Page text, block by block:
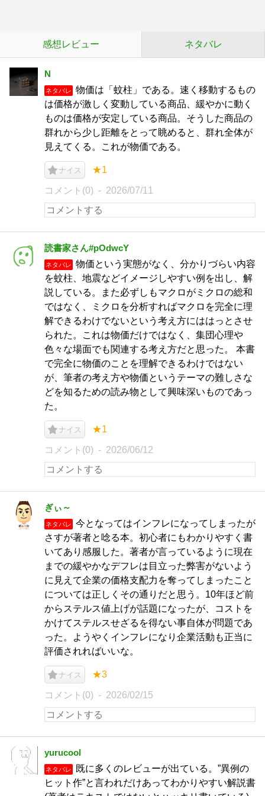
感想レビュー ネタバレ
N
ネタバレ
物価は「蚊柱」である。速く移動するもの
は価格が激しく変動している商品、緩やかに動く
ものは価格が安定している商品。そうした商品の
群れから少し距離をとって眺めると、群れ全体が
見えてくる。これが物価である。
ナイス ★1
コメント(0) 2026/07/11
読書家さん#pOdwcY
ネタバレ
物価という実態がなく、分かりづらい内容
を蚊柱、地震などイメージしやすい例を出し、解
説している。また必ずしもマクロがミクロの総和
ではなく、ミクロを分析すればマクロを完全に理
解できるわけでないという考え方にははっとさせ
られた。これは物価だけではなく、集団心理や
色々な場面でも関連する考え方だと思った。 本書
で完全に物価のことを理解できるわけではない
が、筆者の考え方や物価というテーマの難しさな
どを知るための読み物として興味深いものであっ
た。
ナイス ★1
コメント(0) 2026/06/12
ぎぃ～
ネタバレ
今となってはインフレになってしまったが
さすが著者と唸る本。初心者にもわかりやすく書
いてあり感服した。著者が言っているように現在
までの緩やかなデフレは目立った弊害がないよう
に見えて企業の価格支配力を奪ってしまったこと
については正しくその通りだと思う。10年ほど前
からステルス値上げが話題になったが、コストを
かけてステルスせざるを得ない事自体が問題であ
った。ようやくインフレになり企業活動も正当に
評価されればいいな。
ナイス ★3
コメント(0) 2026/02/15
yurucool
ネタバレ
既に多くのレビューが出ている。”異例の
ヒット作”と言われだけあってわかりやすい解説書